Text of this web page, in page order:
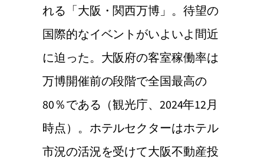
れる「大阪・関西万博」。待望の
国際的なイベントがいよいよ間近
に迫った。大阪府の客室稼働率は
万博開催前の段階で全国最高の
80％である（観光庁、2024年12月
時点）。ホテルセクターはホテル
市況の活況を受けて大阪不動産投